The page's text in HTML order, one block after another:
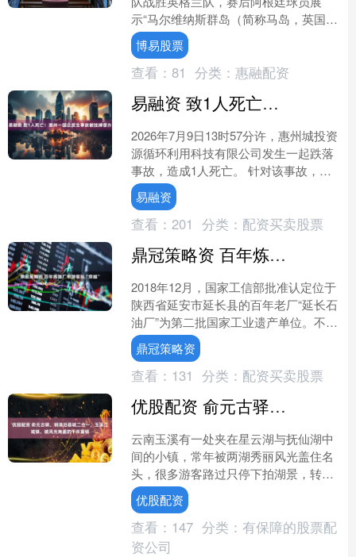
示“马尔维纳斯群岛（简称马岛，英国称
福克兰群岛）属于阿根廷”横幅，引发争
议。7月17日，南都N....
博易股票
查看： 81 分类： 惠融配资
易融资 致1人死亡！惠州一国企发生事故被挂牌督办
2026年7月9日13时57分许，惠州城投资
源循环利用科技有限公司发生一起跌落
事故，造成1人死亡。 针对该事故，惠
州市安全生产委员会办公室已向惠城区
人民政府发督....
易融资
查看： 201 分类： 配资买卖股票
鼎冠策略资 百年炼油厂带游客玩“穿越”
2018年12月，国家工信部批准认定位于
陕西省延安市延长县的百年老厂“延长石
油厂”为第二批国家工业遗产单位。不再
出油的老井和100多年的炼油厂立刻变
成了文旅宝贝....
鼎冠策略资
查看： 131 分类： 配资买卖股票
优股配资 俞元古驿、明清旧县城二合一，玉溪江城镇，被风光掩盖的千年重镇
云南玉溪有一处夹在星云湖与抚仙湖中
间的小镇，常年被两湖秀丽风光盖住名
头，很多游客路过只停下拍湖景，转头
就忘了镇上藏着完整的县城变迁史，就
连不少本地年轻人，也说不....
优股配资
查看： 147 分类： 有保障的股票配
资公司